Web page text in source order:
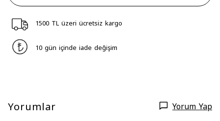
1500 TL üzeri ücretsiz kargo
10 gün içinde iade değişim
Yorumlar Yorum Yap